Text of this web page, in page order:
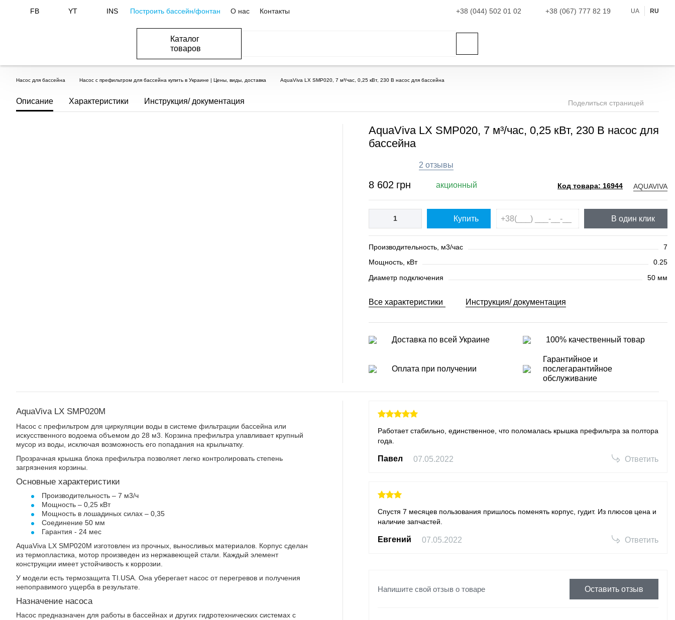
FB YT INS Построить бассейн/фонтан О нас Контакты +38 (044) 502 01 02 +38 (067) 777 82 19 UA RU
Каталог
товаров
Насос для бассейна Насос с префильтром для бассейна купить в Украине | Цены, виды, доставка AquaViva LX SMP020, 7 м³/час, 0,25 кВт, 230 В насос для бассейна
Описание Характеристики Инструкция/ документация Поделиться страницей
AquaViva LX SMP020, 7 м³/час, 0,25 кВт, 230 В насос для
бассейна
2 отзывы
8 602 грн акционный Код товара: 16944 AQUAVIVA
Купить В один клик
Производительность, м3/час 7
Мощность, кВт 0.25
Диаметр подключения 50 мм
Все характеристики Инструкция/ документация
Доставка по всей Украине 100% качественный товар
Оплата при получении
Гарантийное и
послегарантийное
обслуживание
AquaViva LX SMP020M
Насос с префильтром для циркуляции воды в системе фильтрации бассейна или
искусственного водоема объемом до 28 м3. Корзина префильтра улавливает крупный
мусор из воды, исключая возможность его попадания на крыльчатку.
Прозрачная крышка блока префильтра позволяет легко контролировать степень
загрязнения корзины.
Основные характеристики
Производительность – 7 м3/ч
Мощность – 0,25 кВт
Мощность в лошадиных силах – 0,35
Соединение 50 мм
Гарантия - 24 мес
AquaViva LX SMP020M изготовлен из прочных, выносливых материалов. Корпус сделан
из термопластика, мотор произведен из нержавеющей стали. Каждый элемент
конструкции имеет устойчивость к коррозии.
У модели есть термозащита TI.USA. Она уберегает насос от перегревов и получения
непоправимого ущерба в результате.
Назначение насоса
Насос предназначен для работы в бассейнах и других гидротехнических системах с
Работает стабильно, единственное, что поломалась крышка префильтра за полтора
года.
Павел 07.05.2022 Ответить
Спустя 7 месяцев пользования пришлось поменять корпус, гудит. Из плюсов цена и
наличие запчастей.
Евгений 07.05.2022 Ответить
Напишите свой отзыв о товаре Оставить отзыв